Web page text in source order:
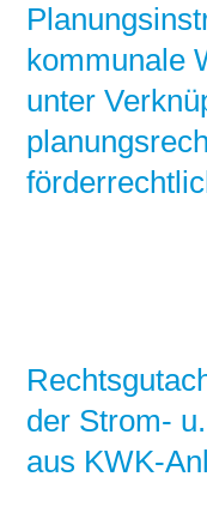
kommunale
unter
der Strom-
aus KWK-